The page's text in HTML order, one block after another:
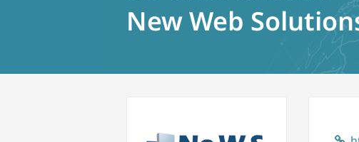
New Web